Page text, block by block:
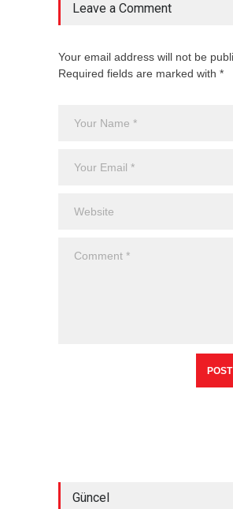
Leave a Comment
Your email address will not be
Required fields are marked with *
Güncel